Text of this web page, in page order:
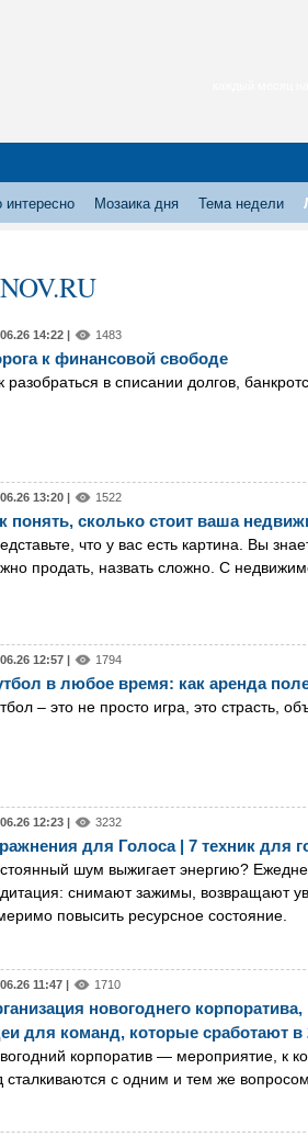
интересно Мозаика дня Тема недели
14:22 | 1483
к финансовой свободе
разобраться в списании долгов,
13:20 | 1522
понять, сколько стоит ваша
что у вас есть картина. Вы
продать, назвать сложно. С
12:57 | 1794
в любое время: как аренда
– это не просто игра, это страсть,
12:23 | 3232
для Голоса | 7 техник для
шум выжигает энергию?
снимают зажимы, возвращают
повысить ресурсное состояние.
11:47 | 1710
новогоднего
для команд, которые сработают в
корпоратив — мероприятие, к
сталкиваются с одним и тем же